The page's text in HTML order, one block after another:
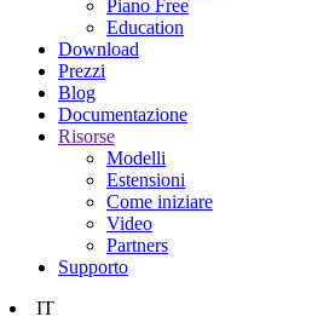
Piano Free
Education
Download
Prezzi
Blog
Documentazione
Risorse
Modelli
Estensioni
Come iniziare
Video
Partners
Supporto
IT